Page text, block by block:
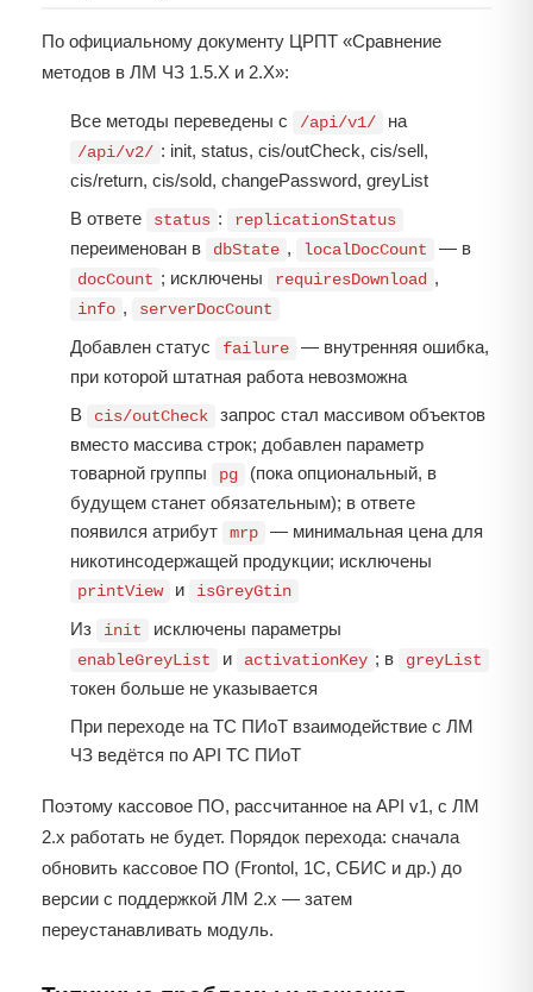
По официальному документу ЦРПТ «Сравнение
методов в ЛМ ЧЗ 1.5.X и 2.X»:
Все методы переведены с /api/v1/ на
/api/v2/ : init, status, cis/outCheck, cis/sell,
cis/return, cis/sold, changePassword, greyList
В ответе
status : replicationStatus
переименован в dbState , localDocCount — в
docCount ; исключены requiresDownload ,
info , serverDocCount
Добавлен статус failure
— внутренняя ошибка,
при которой штатная работа невозможна
В
cis/outCheck
запрос стал массивом объектов
вместо массива строк; добавлен параметр
товарной группы
pg
(пока опциональный, в
будущем станет обязательным); в ответе
появился атрибут
mrp
— минимальная цена для
никотинсодержащей продукции; исключены
printView и isGreyGtin
Из init исключены параметры
enableGreyList и activationKey ; в greyList
токен больше не указывается
При переходе на ТС ПИоТ взаимодействие с ЛМ
ЧЗ ведётся по API ТС ПИоТ
Поэтому кассовое ПО, рассчитанное на API v1, с ЛМ
2.x работать не будет. Порядок перехода: сначала
обновить кассовое ПО (Frontol, 1С, СБИС и др.) до
версии с поддержкой ЛМ 2.x — затем
переустанавливать модуль.